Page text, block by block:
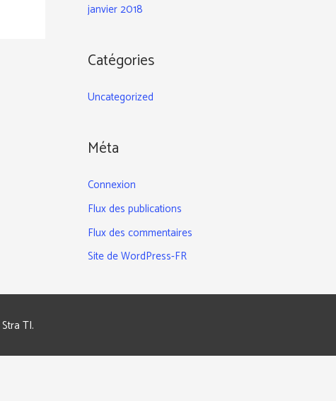
r
:
janvier 2018
Catégories
Uncategorized
Méta
Connexion
Flux des publications
Flux des commentaires
Site de WordPress-FR
Stra TI.